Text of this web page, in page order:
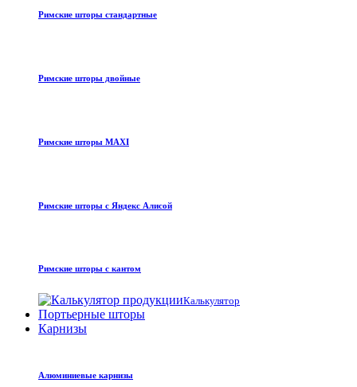
Римские шторы стандартные
Римские шторы двойные
Римские шторы MAXI
Римские шторы с Яндекс Алисой
Римские шторы с кантом
Калькулятор
Портьерные шторы
Карнизы
Алюминиевые карнизы